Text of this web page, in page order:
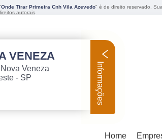
autorais
VENEZA
Veneza
- SP
Informações